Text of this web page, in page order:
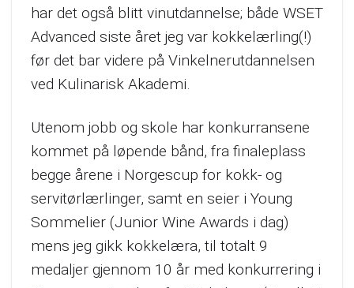
har det også blitt vinutdannelse; både WSET
Advanced siste året jeg var kokkelærling(!)
før det bar videre på Vinkelnerutdannelsen
ved Kulinarisk Akademi.
Utenom jobb og skole har konkurransene
kommet på løpende bånd, fra finaleplass
begge årene i Norgescup for kokk- og
servitørlærlinger, samt en seier i Young
Sommelier (Junior Wine Awards i dag)
mens jeg gikk kokkelæra, til totalt 9
medaljer gjennom 10 år med konkurrering i